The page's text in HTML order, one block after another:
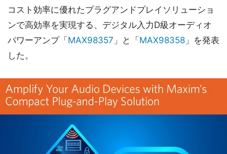
コスト効率に優れたプラグアンドプレイソリューショ
ンで高効率を実現する、デジタル入力D級オーディオ
パワーアンプ「 MAX98357 」と「 MAX98358 」を発表
した。